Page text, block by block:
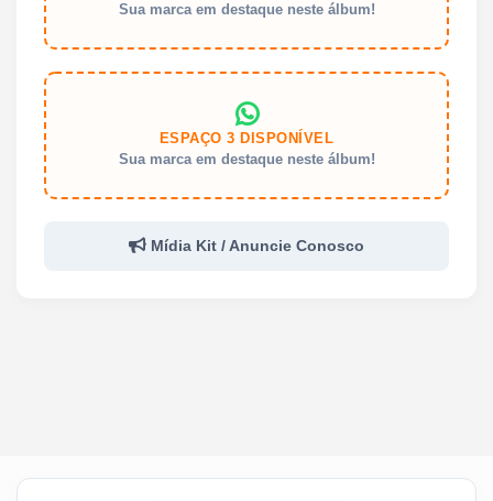
Sua marca em destaque neste álbum!
ESPAÇO 3 DISPONÍVEL
Sua marca em destaque neste álbum!
Mídia Kit / Anuncie Conosco